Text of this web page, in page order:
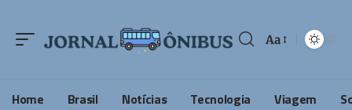
Aa
Home Brasil Notícias Tecnologia Viagem